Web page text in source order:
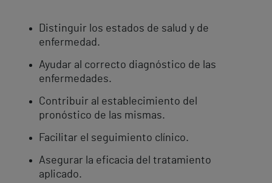
Distinguir los estados de salud y de
enfermedad.
Ayudar al correcto diagnóstico de las
enfermedades.
Contribuir al establecimiento del
pronóstico de las mismas.
Facilitar el seguimiento clínico.
Asegurar la eficacia del tratamiento
aplicado.